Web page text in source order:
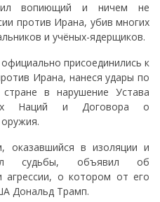
вопиющий и ничем не
против Ирана, убив многих
и учёных-ядерщиков.
присоединились к
Ирана, нанеся удары по
в нарушение Устава
Наций и Договора о
оказавшийся в изоляции и
судьбы, объявил об
агрессии, о котором от его
Дональд Трамп.